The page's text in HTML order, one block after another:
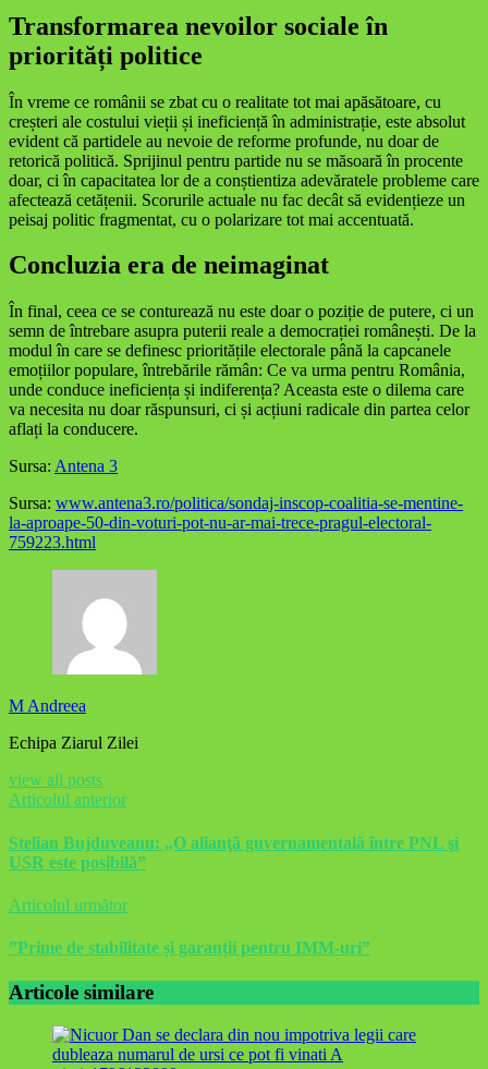
Transformarea nevoilor sociale în
priorități politice
În vreme ce românii se zbat cu o realitate tot mai apăsătoare, cu
creșteri ale costului vieții și ineficiență în administrație, este absolut
evident că partidele au nevoie de reforme profunde, nu doar de
retorică politică. Sprijinul pentru partide nu se măsoară în procente
doar, ci în capacitatea lor de a conștientiza adevăratele probleme care
afectează cetățenii. Scorurile actuale nu fac decât să evidențieze un
peisaj politic fragmentat, cu o polarizare tot mai accentuată.
Concluzia era de neimaginat
În final, ceea ce se conturează nu este doar o poziție de putere, ci un
semn de întrebare asupra puterii reale a democrației românești. De la
modul în care se definesc prioritățile electorale până la capcanele
emoțiilor populare, întrebările rămân: Ce va urma pentru România,
unde conduce ineficiența și indiferența? Aceasta este o dilema care
va necesita nu doar răspunsuri, ci și acțiuni radicale din partea celor
aflați la conducere.
Sursa: Antena 3
Sursa: www.antena3.ro/politica/sondaj-inscop-coalitia-se-mentine-
la-aproape-50-din-voturi-pot-nu-ar-mai-trece-pragul-electoral-
759223.html
M Andreea
Echipa Ziarul Zilei
view all posts
Articolul anterior
Stelian Bujduveanu: „O alianţă guvernamentală între PNL şi
USR este posibilă”
Articolul următor
”Prime de stabilitate și garanții pentru IMM-uri”
Articole similare